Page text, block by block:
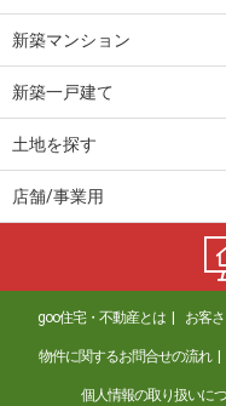
栃木県栃木市城内町２丁
栃木県下都賀郡壬生町
住 所
専有面積
間取り
栃木県宇都宮市砥上町
新築マンション
新築一戸建て
土地を探す
店舗/事業用
goo住宅・不動産とは お客
物件に関するお問合せの流れ
個人情報の取り扱いに